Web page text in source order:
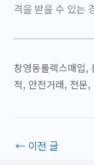
격을 받을 수 있는
창영동롤렉스매입,
적, 안전거래, 전문,
← 이전 글